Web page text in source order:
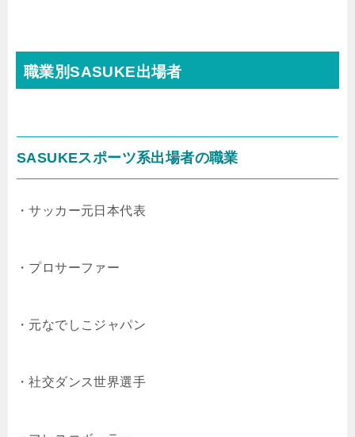
職業別SASUKE出場者
SASUKEスポーツ系出場者の職業
・サッカー元日本代表
・プロサーファー
・元なでしこジャパン
・社交ダンス世界選手